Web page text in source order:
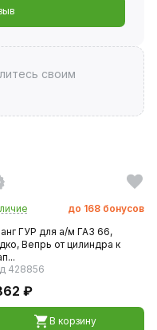
своим
до 168 бонусов
ГУР для а/м ГАЗ 66,
Вепрь от цилиндра к
428856
₽
В корзину